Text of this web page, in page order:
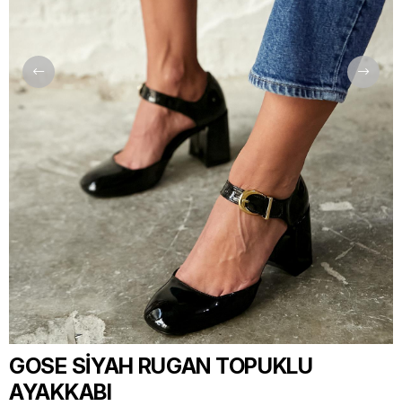
GOSE SİYAH RUGAN TOPUKLU
AYAKKABI